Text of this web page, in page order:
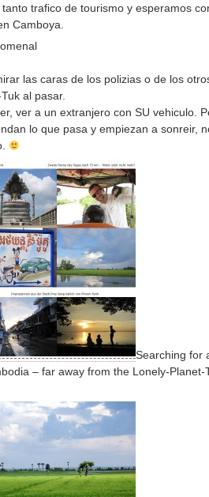
trafico de tourismo y esperamos
Camboya.
las caras de los polizias o de los
al pasar.
ver a un extranjero con SU vehiculo.
lo que pasa y empiezan a sonreir,
Searching for
– far away from the Lonely-Planet-